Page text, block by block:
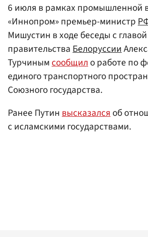
6 июля в рамках промышленной
«Иннопром» премьер-министр
Мишустин в ходе беседы с главой
правительстваБелоруссии
Турчинымсообщило работе по
единого транспортного
Союзного государства.
Ранее Путинвысказалсяоб
с исламскими государствами.